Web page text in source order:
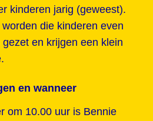
kinderen jarig (geweest).
die kinderen even
en krijgen een klein
en wanneer
om 10.00 uur is Bennie